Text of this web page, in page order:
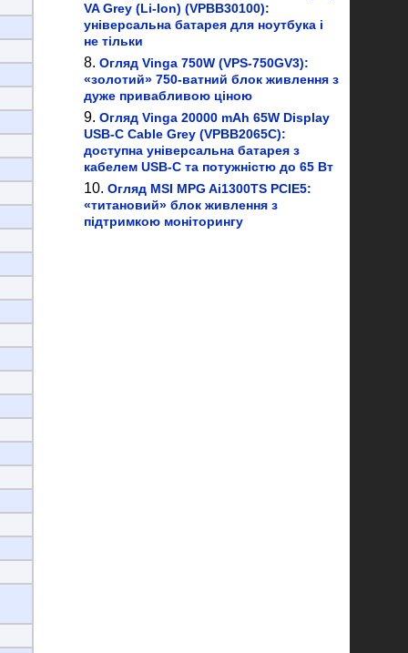
VA Grey (Li-Ion) (VPBB30100):
універсальна батарея для ноутбука і
не тільки
Огляд Vinga 750W (VPS-750GV3):
«золотий» 750-ватний блок живлення з
дуже привабливою ціною
Огляд Vinga 20000 mAh 65W Display
USB-C Cable Grey (VPBB2065C):
доступна універсальна батарея з
кабелем USB-C та потужністю до 65 Вт
Огляд MSI MPG Ai1300TS PCIE5:
«титановий» блок живлення з
підтримкою моніторингу